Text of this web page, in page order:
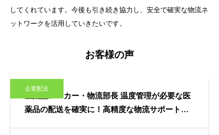
してくれています。今後も引き続き協力し、安全で確実な物流ネ
ットワークを活用していきたいです。
お客様の声
企業配送
医薬品メーカー・物流部長 温度管理が必要な医
薬品の配送を確実に！高精度な物流サポートで